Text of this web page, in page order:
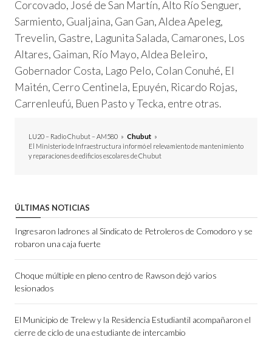
Corcovado, José de San Martín, Alto Río Senguer,
Sarmiento, Gualjaina, Gan Gan, Aldea Apeleg,
Trevelin, Gastre, Lagunita Salada, Camarones, Los
Altares, Gaiman, Río Mayo, Aldea Beleiro,
Gobernador Costa, Lago Pelo, Colan Conuhé, El
Maitén, Cerro Centinela, Epuyén, Ricardo Rojas,
Carrenleufú, Buen Pasto y Tecka, entre otras.
LU20 – Radio Chubut – AM580 » Chubut »
El Ministerio de Infraestructura informó el relevamiento de mantenimiento
y reparaciones de edificios escolares de Chubut
ÚLTIMAS NOTICIAS
Ingresaron ladrones al Sindicato de Petroleros de Comodoro y se
robaron una caja fuerte
Choque múltiple en pleno centro de Rawson dejó varios
lesionados
El Municipio de Trelew y la Residencia Estudiantil acompañaron el
cierre de ciclo de una estudiante de intercambio